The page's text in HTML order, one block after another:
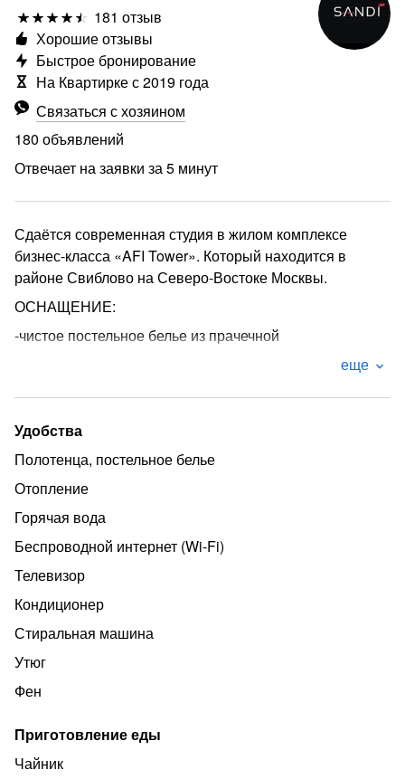
181 отзыв
Связаться с хозяином
180 объявлений
Отвечает на заявки за 5 минут
Хорошие отзывы
Быстрое бронирование
На Квартирке с 2019 года
Сдаётся современная студия в жилом комплексе
бизнес-класса «AFI Tower». Который находится в
районе Свиблово на Северо-Востоке Москвы.
ОСНАЩЕНИЕ:
-чистое постельное белье из прачечной
-кухня
-холодильник
-электрический чайник
-микроволновая печь
-фен
-духовка
-посудомоечная машина
-стиральная машина с функцией сушки
-кондиционер
ТРАНСПОРТ:
м. Свиблово~ 11мин.пешком
м.Бабушкинская~5мин.на транспорте
Попасть на МКАД или ТТК можно за 15 минут на
еще
Удобства
Полотенца, постельное белье
Отопление
Горячая вода
Беспроводной интернет (Wi‑Fi)
Телевизор
Кондиционер
Стиральная машина
Утюг
Фен
Приготовление еды
Чайник